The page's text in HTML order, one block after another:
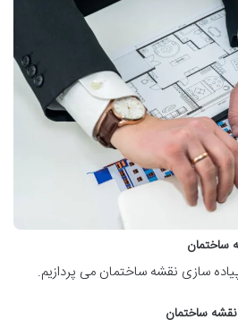
ساختمان
سازی نقشه ساختمان می پردازیم.
نقشه ساختمان